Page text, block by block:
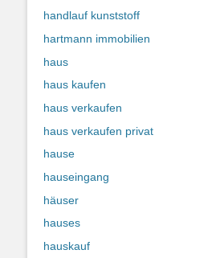
handlauf kunststoff
hartmann immobilien
haus
haus kaufen
haus verkaufen
haus verkaufen privat
hause
hauseingang
häuser
hauses
hauskauf